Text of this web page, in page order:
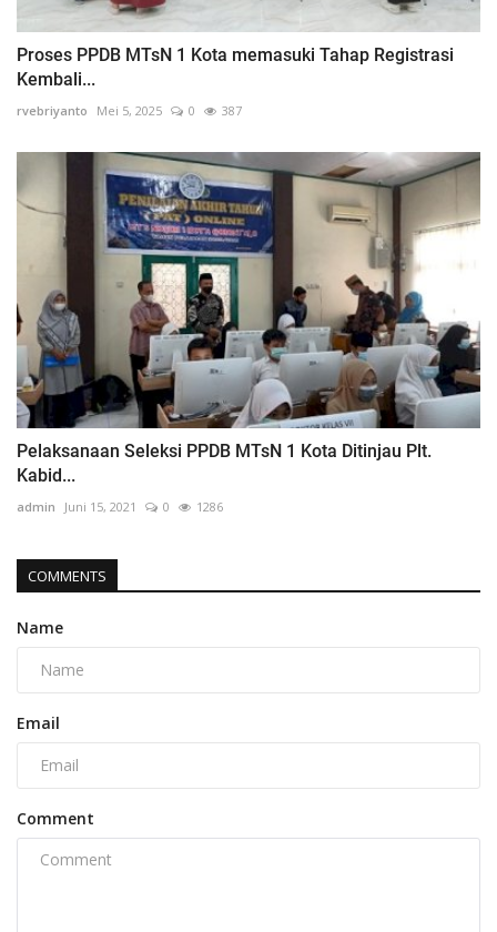
Proses PPDB MTsN 1 Kota memasuki Tahap Registrasi
Kembali...
rvebriyanto Mei 5, 2025 0 387
Pelaksanaan Seleksi PPDB MTsN 1 Kota Ditinjau Plt.
Kabid...
admin Juni 15, 2021 0 1286
COMMENTS
Name
Email
Comment